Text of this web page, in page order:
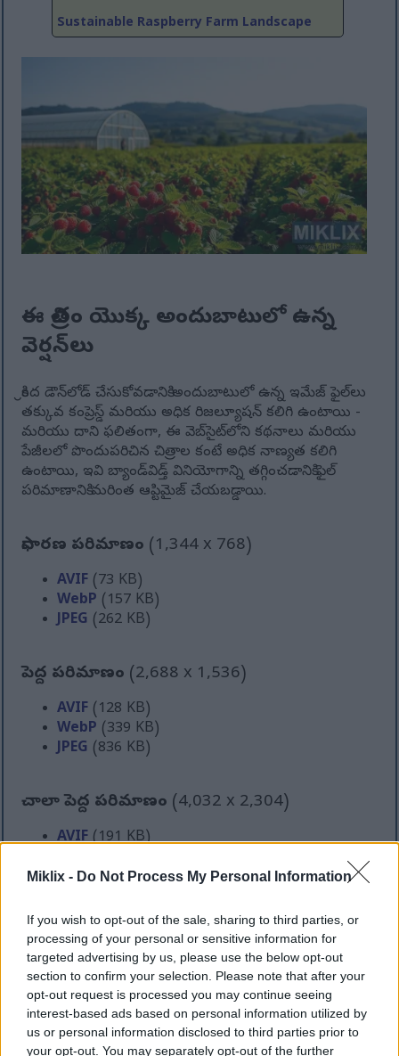
Miklix - Do Not Process My Personal Information
If you wish to opt-out of the sale, sharing to third parties, or
processing of your personal or sensitive information for
targeted advertising by us, please use the below opt-out
section to confirm your selection. Please note that after your
opt-out request is processed you may continue seeing
interest-based ads based on personal information utilized by
us or personal information disclosed to third parties prior to
your opt-out. You may separately opt-out of the further
Sustainable Raspberry Farm Landscape
ఈ చిత్రం యొక్క అందుబాటులో ఉన్న
వెర్షన్‌లు
క్రింద డౌన్‌లోడ్ చేసుకోవడానికి అందుబాటులో ఉన్న ఇమేజ్ ఫైల్‌లు
తక్కువ కంప్రెస్డ్ మరియు అధిక రిజల్యూషన్ కలిగి ఉంటాయి -
మరియు దాని ఫలితంగా, ఈ వెబ్‌సైట్‌లోని కథనాలు మరియు
పేజీలలో పొందుపరిచిన చిత్రాల కంటే అధిక నాణ్యత కలిగి
ఉంటాయి, ఇవి బ్యాండ్‌విడ్త్ వినియోగాన్ని తగ్గించడానికి ఫైల్
పరిమాణానికి మరింత ఆప్టిమైజ్ చేయబడ్డాయి.
సాధారణ పరిమాణం (1,344 x 768)
AVIF (73 KB)
WebP (157 KB)
JPEG (262 KB)
పెద్ద పరిమాణం (2,688 x 1,536)
AVIF (128 KB)
WebP (339 KB)
JPEG (836 KB)
చాలా పెద్ద పరిమాణం (4,032 x 2,304)
AVIF(191 KB)
JPEG(1.5 MB)
అతి పెద్ద పరిమాణం(5,376 x 3,072)
AVIF(259 KB)
WebP(816 KB)
JPEG(2.4 MB)